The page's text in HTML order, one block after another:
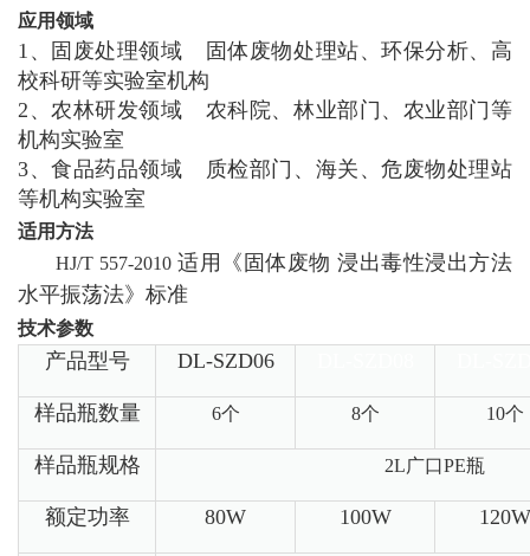
应用领域
1 、固废处理领域
固体废物处理站、环保分析、高
校科研等实验室机构
2 、农林研发领域
农科院、林业部门、农业部门等
机构实验室
3、食品药品领域
质检部门、海关、危废物处理站
等机构实验室
适用方法
HJ/T 557-2010 适用《固体废物 浸出毒性浸出方法
水平振荡法》标准
技术参数
产品型号 DL-SZD06
样品瓶数量 6个 8个 10个
样品瓶规格 2L广口PE瓶
额定功率 80W 100W 120W